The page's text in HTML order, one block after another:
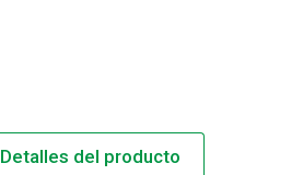
Detalles del producto